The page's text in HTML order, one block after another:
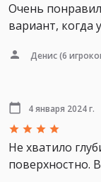
Очень
вариант, когда
Денис(6
4 января 2024 г.
Не хватило
поверхностно.